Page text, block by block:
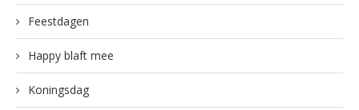
Feestdagen
Happy blaft mee
Koningsdag